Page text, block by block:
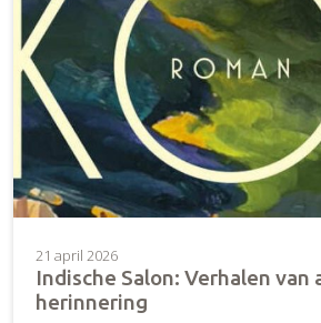
21 april 2026
Indische Salon: Verhalen van
herinnering